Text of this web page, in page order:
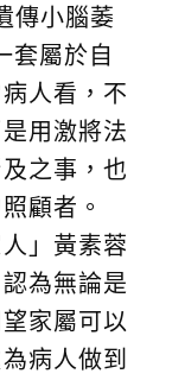
傳小腦萎
套屬於自
人看，不
用激將法
之事，也
顧者。
」黃素蓉
為無論是
家屬可以
病人做到